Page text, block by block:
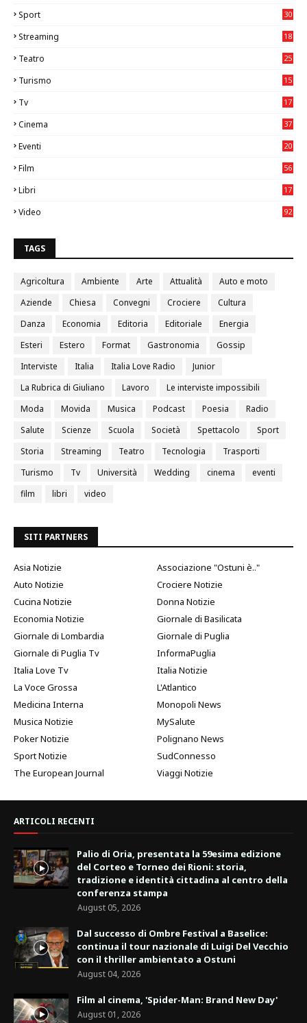
Sport
30
Streaming 18
Teatro
25
Turismo
15
Tv
17
Cinema
37
Eventi
20
Film
56
Libri
17
Video
92
TAGS
Agricoltura Ambiente Arte Attualità
Auto e moto
Aziende
Chiesa Convegni Crociere
Cultura
Danza
Economia Editoria Editoriale
Energia
Esteri
Estero Format Gastronomia
Gossip
Interviste
Italia Italia Love Radio
Junior
La Rubrica di Giuliano
Lavoro
Le interviste impossibili
Moda
Movida Musica Podcast Poesia
Radio
Salute
Scienze Scuola Società Spettacolo
Sport
Storia
Streaming Teatro Tecnologia
Trasporti
Turismo
Tv Università Wedding cinema
eventi
film
libri video
SITI PARTNERS
Asia Notizie
Associazione "Ostuni è.."
Auto Notizie
Crociere Notizie
Cucina Notizie
Donna Notizie
Economia Notizie
Giornale di Basilicata
Giornale di Lombardia
Giornale di Puglia
Giornale di Puglia Tv
InformaPuglia
Italia Love Tv
Italia Notizie
La Voce Grossa
L'Atlantico
Medicina Interna
Monopoli News
Musica Notizie
MySalute
Poker Notizie
Polignano News
Sport Notizie
SudConnesso
The European Journal
Viaggi Notizie
ARTICOLI RECENTI
Palio di Oria, presentata la 59esima edizione
del Corteo e Torneo dei Rioni: storia,
tradizione e identità cittadina al centro della
conferenza stampa
August 05, 2026
Dal successo di Ombre Festival a Baselice:
continua il tour nazionale di Luigi Del Vecchio
con il thriller ambientato a Ostuni
August 04, 2026
Film al cinema, 'Spider-Man: Brand New Day'
August 01, 2026